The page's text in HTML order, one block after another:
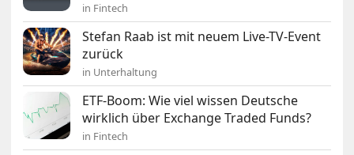
in Fintech
Stefan Raab ist mit neuem Live-TV-Event
zurück
in Unterhaltung
ETF-Boom: Wie viel wissen Deutsche
wirklich über Exchange Traded Funds?
in Fintech